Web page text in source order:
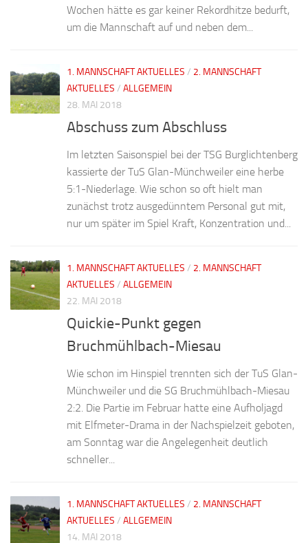
Wochen hätte es gar keiner Rekordhitze bedurft,
um die Mannschaft auf und neben dem...
1. MANNSCHAFT AKTUELLES / 2. MANNSCHAFT
AKTUELLES / ALLGEMEIN
28. MAI 2018
Abschuss zum Abschluss
Im letzten Saisonspiel bei der TSG Burglichtenberg
kassierte der TuS Glan-Münchweiler eine herbe
5:1-Niederlage. Wie schon so oft hielt man
zunächst trotz ausgedünntem Personal gut mit,
nur um später im Spiel Kraft, Konzentration und...
1. MANNSCHAFT AKTUELLES / 2. MANNSCHAFT
AKTUELLES / ALLGEMEIN
22. MAI 2018
Quickie-Punkt gegen
Bruchmühlbach-Miesau
Wie schon im Hinspiel trennten sich der TuS Glan-
Münchweiler und die SG Bruchmühlbach-Miesau
2:2. Die Partie im Februar hatte eine Aufholjagd
mit Elfmeter-Drama in der Nachspielzeit geboten,
am Sonntag war die Angelegenheit deutlich
schneller...
1. MANNSCHAFT AKTUELLES / 2. MANNSCHAFT
AKTUELLES / ALLGEMEIN
14. MAI 2018